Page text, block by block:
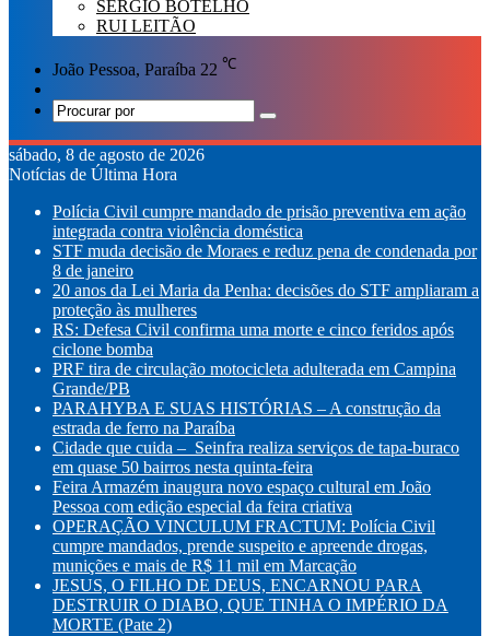
SÉRGIO BOTELHO
RUI LEITÃO
João Pessoa, Paraíba 22 ℃
skin
Procurar
por
sábado, 8 de agosto de 2026
Notícias de Última Hora
Polícia Civil cumpre mandado de prisão preventiva em ação
integrada contra violência doméstica
STF muda decisão de Moraes e reduz pena de condenada por
8 de janeiro
20 anos da Lei Maria da Penha: decisões do STF ampliaram a
proteção às mulheres
RS: Defesa Civil confirma uma morte e cinco feridos após
ciclone bomba
PRF tira de circulação motocicleta adulterada em Campina
Grande/PB
PARAHYBA E SUAS HISTÓRIAS – A construção da
estrada de ferro na Paraíba
Cidade que cuida – Seinfra realiza serviços de tapa-buraco
em quase 50 bairros nesta quinta-feira
Feira Armazém inaugura novo espaço cultural em João
Pessoa com edição especial da feira criativa
OPERAÇÃO VINCULUM FRACTUM: Polícia Civil
cumpre mandados, prende suspeito e apreende drogas,
munições e mais de R$ 11 mil em Marcação
JESUS, O FILHO DE DEUS, ENCARNOU PARA
DESTRUIR O DIABO, QUE TINHA O IMPÉRIO DA
MORTE (Pate 2)